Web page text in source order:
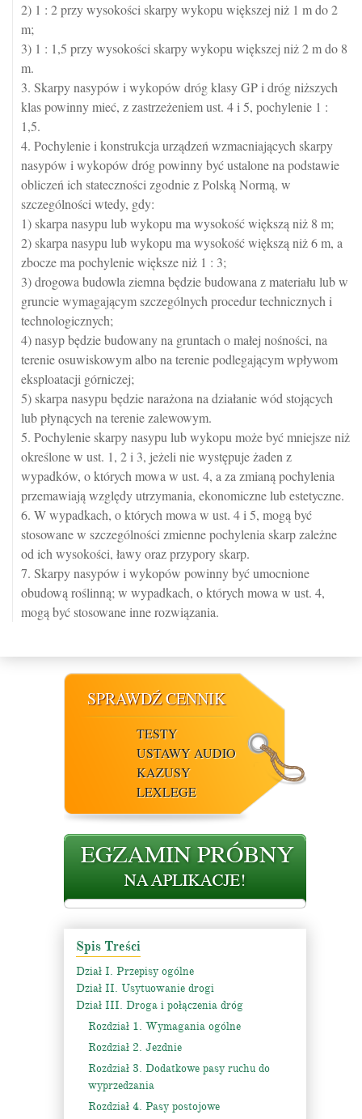
2) 1 : 2 przy wysokości skarpy wykopu większej niż 1 m do 2
m;
3) 1 : 1,5 przy wysokości skarpy wykopu większej niż 2 m do 8
m.
3. Skarpy nasypów i wykopów dróg klasy GP i dróg niższych
klas powinny mieć, z zastrzeżeniem ust. 4 i 5, pochylenie 1 :
1,5.
4. Pochylenie i konstrukcja urządzeń wzmacniających skarpy
nasypów i wykopów dróg powinny być ustalone na podstawie
obliczeń ich stateczności zgodnie z Polską Normą, w
szczególności wtedy, gdy:
1) skarpa nasypu lub wykopu ma wysokość większą niż 8 m;
2) skarpa nasypu lub wykopu ma wysokość większą niż 6 m, a
zbocze ma pochylenie większe niż 1 : 3;
3) drogowa budowla ziemna będzie budowana z materiału lub w
gruncie wymagającym szczególnych procedur technicznych i
technologicznych;
4) nasyp będzie budowany na gruntach o małej nośności, na
terenie osuwiskowym albo na terenie podlegającym wpływom
eksploatacji górniczej;
5) skarpa nasypu będzie narażona na działanie wód stojących
lub płynących na terenie zalewowym.
5. Pochylenie skarpy nasypu lub wykopu może być mniejsze niż
określone w ust. 1, 2 i 3, jeżeli nie występuje żaden z
wypadków, o których mowa w ust. 4, a za zmianą pochylenia
przemawiają względy utrzymania, ekonomiczne lub estetyczne.
6. W wypadkach, o których mowa w ust. 4 i 5, mogą być
stosowane w szczególności zmienne pochylenia skarp zależne
od ich wysokości, ławy oraz przypory skarp.
7. Skarpy nasypów i wykopów powinny być umocnione
obudową roślinną; w wypadkach, o których mowa w ust. 4,
mogą być stosowane inne rozwiązania.
SPRAWDŹ CENNIK
TESTY
USTAWY AUDIO
KAZUSY
LEXLEGE
Spis Treści
Dział I. Przepisy ogólne
Dział II. Usytuowanie drogi
Dział III. Droga i połączenia dróg
Rozdział 1. Wymagania ogólne
Rozdział 2. Jezdnie
Rozdział 3. Dodatkowe pasy ruchu do
wyprzedzania
Rozdział 4. Pasy postojowe